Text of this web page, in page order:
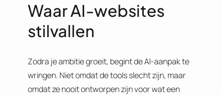
Waar AI-websites
stilvallen
Zodra je ambitie groeit, begint de AI-aanpak te
wringen. Niet omdat de tools slecht zijn, maar
omdat ze nooit ontworpen zijn voor wat een